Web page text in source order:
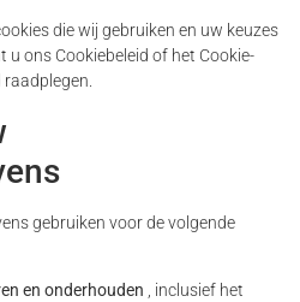
die wij gebruiken en uw keuzes
ons Cookiebeleid of het Cookie-
raadplegen.
gebruiken voor de volgende
en onderhouden , inclusief het